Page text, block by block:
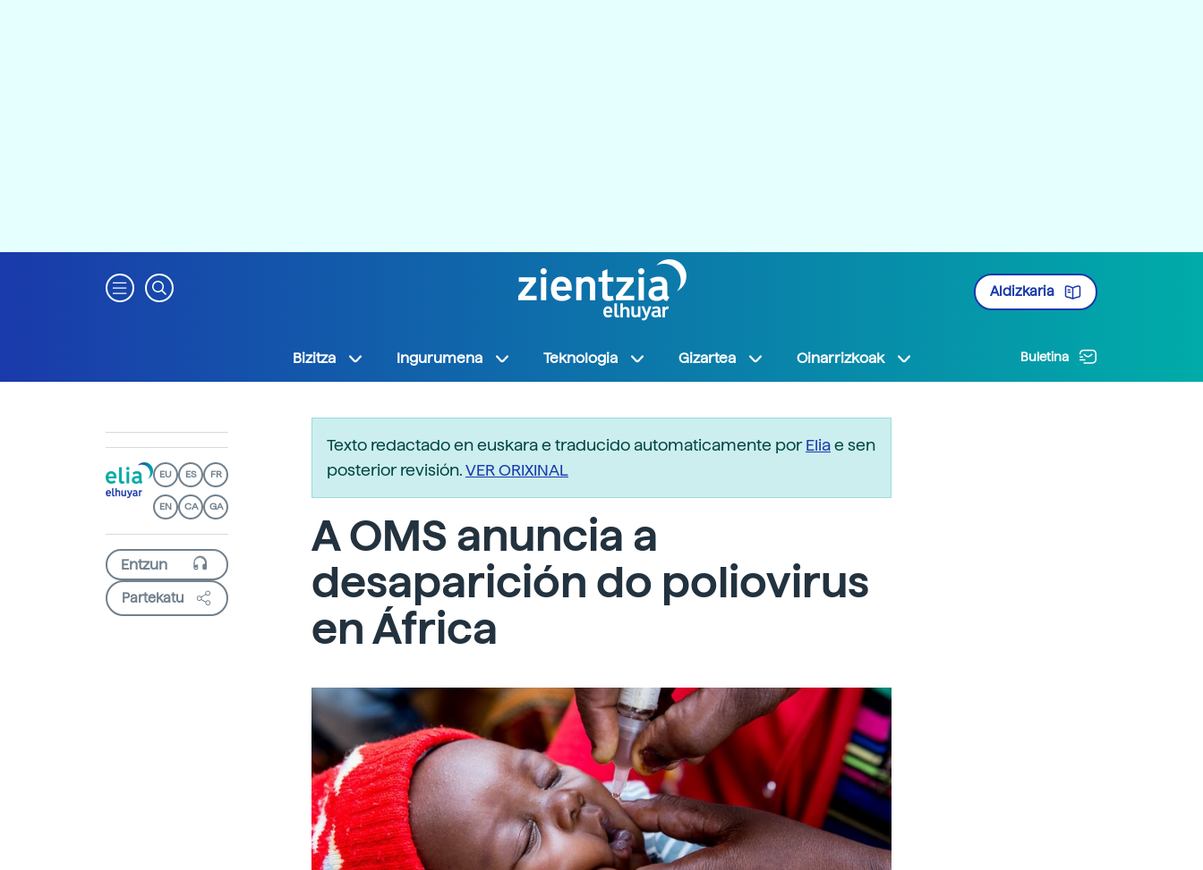
Aldizkaria
Bizitza Ingurumena Teknologia Gizartea Oinarrizkoak Buletina
EU ES FR
EN CA GA
Partekatu
Texto redactado en euskara e traducido automaticamente porEliae sen
posterior revisión.VER ORIXINAL
A OMS anuncia a
desaparición do poliovirus
en África